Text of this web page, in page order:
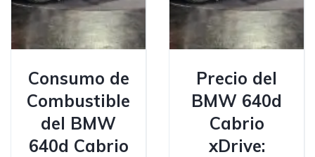
Consumo de
Combustible
del BMW
640d Cabrio
Precio del
BMW 640d
Cabrio
xDrive: